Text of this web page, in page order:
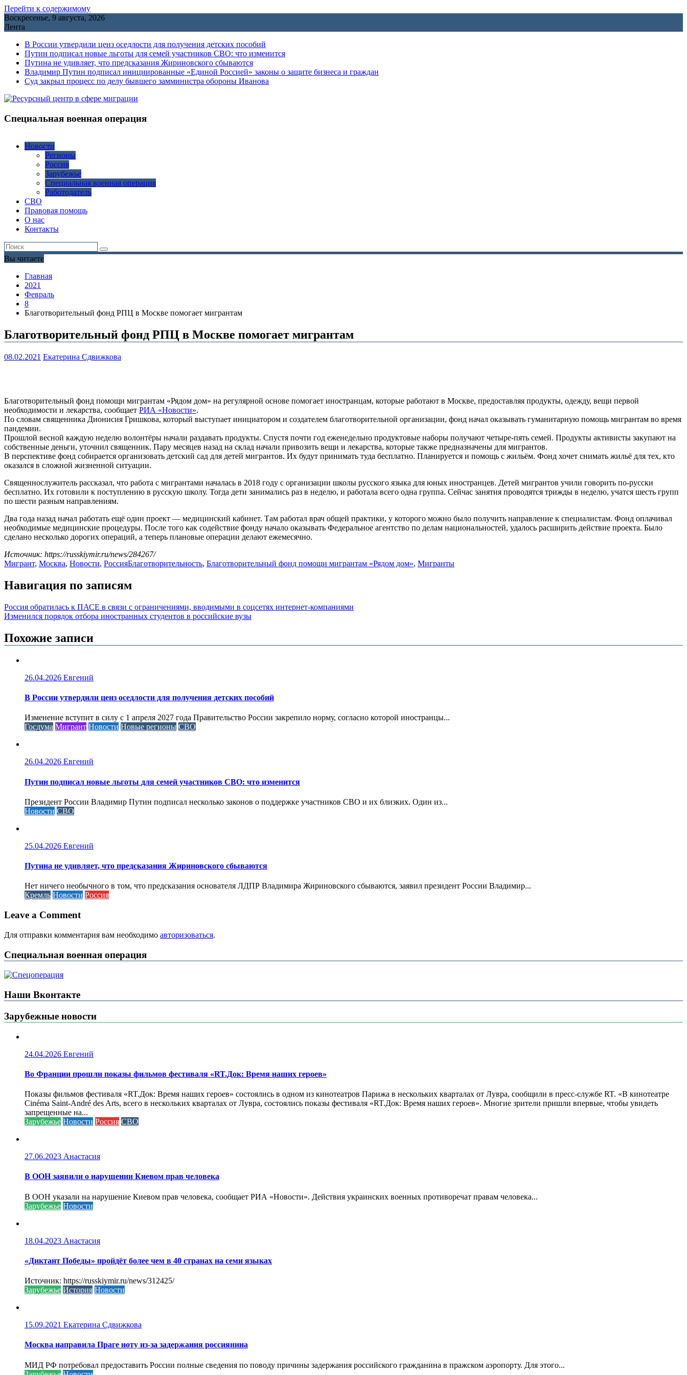
Перейти к содержимому
Воскресенье, 9 августа, 2026
Лента
В России утвердили ценз оседлости для получения детских пособий
Путин подписал новые льготы для семей участников СВО: что изменится
Путина не удивляет, что предсказания Жириновского сбываются
Владимир Путин подписал инициированные «Единой Россией» законы о защите бизнеса и граждан
Cуд закрыл процесс по делу бывшего замминистра обороны Иванова
Специальная военная операция
Новости
Регионы
Россия
Зарубежье
Специальная военная операция
Работодатель
СВО
Правовая помощь
О нас
Контакты
Вы читаете
Главная
2021
Февраль
8
Благотворительный фонд РПЦ в Москве помогает мигрантам
Благотворительный фонд РПЦ в Москве помогает мигрантам
08.02.2021 Екатерина Сдвижкова
Благотворительный фонд помощи мигрантам «Рядом дом» на регулярной основе помогает иностранцам, которые работают в Москве, предоставляя продукты, одежду, вещи первой
необходимости и лекарства, сообщает РИА «Новости».
По словам священника Дионисия Гришкова, который выступает инициатором и создателем благотворительной организации, фонд начал оказывать гуманитарную помощь мигрантам во время
пандемии.
Прошлой весной каждую неделю волонтёры начали раздавать продукты. Спустя почти год еженедельно продуктовые наборы получают четыре-пять семей. Продукты активисты закупают на
собственные деньги, уточнил священник. Пару месяцев назад на склад начали привозить вещи и лекарства, которые также предназначены для мигрантов.
В перспективе фонд собирается организовать детский сад для детей мигрантов. Их будут принимать туда бесплатно. Планируется и помощь с жильём. Фонд хочет снимать жильё для тех, кто
оказался в сложной жизненной ситуации.
Священнослужитель рассказал, что работа с мигрантами началась в 2018 году с организации школы русского языка для юных иностранцев. Детей мигрантов учили говорить по-русски
бесплатно. Их готовили к поступлению в русскую школу. Тогда дети занимались раз в неделю, и работала всего одна группа. Сейчас занятия проводятся трижды в неделю, учатся шесть групп
по шести разным направлениям.
Два года назад начал работать ещё один проект — медицинский кабинет. Там работал врач общей практики, у которого можно было получить направление к специалистам. Фонд оплачивал
необходимые медицинские процедуры. После того как содействие фонду начало оказывать Федеральное агентство по делам национальностей, удалось расширить действие проекта. Было
сделано несколько дорогих операций, а теперь плановые операции делают ежемесячно.
Источник: https://russkiymir.ru/news/284267/
Мигрант, Москва, Новости, РоссияБлаготворительность, Благотворительный фонд помощи мигрантам «Рядом дом», Мигранты
Навигация по записям
Россия обратилась к ПАСЕ в связи с ограничениями, вводимыми в соцсетях интернет-компаниями
Изменился порядок отбора иностранных студентов в российские вузы
Похожие записи
26.04.2026 Евгений
В России утвердили ценз оседлости для получения детских пособий
Изменение вступит в силу с 1 апреля 2027 года Правительство России закрепило норму, согласно которой иностранцы...
Госдума Мигрант Новости Новые регионы СВО
26.04.2026 Евгений
Путин подписал новые льготы для семей участников СВО: что изменится
Президент России Владимир Путин подписал несколько законов о поддержке участников СВО и их близких. Один из...
Новости СВО
25.04.2026 Евгений
Путина не удивляет, что предсказания Жириновского сбываются
Нет ничего необычного в том, что предсказания основателя ЛДПР Владимира Жириновского сбываются, заявил президент России Владимир...
Кремль Новости Россия
Leave a Comment
Для отправки комментария вам необходимо авторизоваться.
Специальная военная операция
Наши Вконтакте
Зарубежные новости
24.04.2026 Евгений
Во Франции прошли показы фильмов фестиваля «RT.Док: Время наших героев»
Показы фильмов фестиваля «RT.Док: Время наших героев» состоялись в одном из кинотеатров Парижа в нескольких кварталах от Лувра, сообщили в пресс-службе RT. «В кинотеатре
Cinéma Saint-André des Arts, всего в нескольких кварталах от Лувра, состоялись показы фестиваля «RT.Док: Время наших героев». Многие зрители пришли впервые, чтобы увидеть
запрещенные на...
Зарубежье Новости Россия СВО
27.06.2023 Анастасия
В ООН заявили о нарушении Киевом прав человека
В ООН указали на нарушение Киевом прав человека, сообщает РИА «Новости». Действия украинских военных противоречат правам человека...
Зарубежье Новости
18.04.2023 Анастасия
«Диктант Победы» пройдёт более чем в 40 странах на семи языках
Источник: https://russkiymir.ru/news/312425/
Зарубежье История Новости
15.09.2021 Екатерина Сдвижкова
Москва направила Праге ноту из-за задержания россиянина
МИД РФ потребовал предоставить России полные сведения по поводу причины задержания российского гражданина в пражском аэропорту. Для этого...